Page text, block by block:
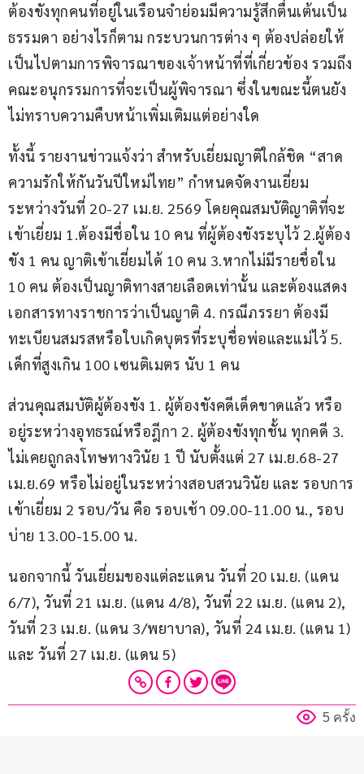
ต้องขังทุกคนที่อยู่ในเรือนจำย่อมมีความรู้สึกตื่นเต้นเป็น
ธรรมดา อย่างไรก็ตาม กระบวนการต่าง ๆ ต้องปล่อยให้
เป็นไปตามการพิจารณาของเจ้าหน้าที่ที่เกี่ยวข้อง รวมถึง
คณะอนุกรรมการที่จะเป็นผู้พิจารณา ซึ่งในขณะนี้ตนยัง
ไม่ทราบความคืบหน้าเพิ่มเติมแต่อย่างใด
ทั้งนี้ รายงานข่าวแจ้งว่า สำหรับเยี่ยมญาติใกล้ชิด “สาด
ความรักให้กันวันปีใหม่ไทย” กำหนดจัดงานเยี่ยม
ระหว่างวันที่ 20-27 เม.ย. 2569 โดยคุณสมบัติญาติที่จะ
เข้าเยี่ยม 1.ต้องมีชื่อใน 10 คน ที่ผู้ต้องขังระบุไว้ 2.ผู้ต้อง
ขัง 1 คน ญาติเข้าเยี่ยมได้ 10 คน 3.หากไม่มีรายชื่อใน
10 คน ต้องเป็นญาติทางสายเลือดเท่านั้น และต้องแสดง
เอกสารทางราชการว่าเป็นญาติ 4. กรณีภรรยา ต้องมี
ทะเบียนสมรสหรือใบเกิดบุตรที่ระบุชื่อพ่อและแม่ไว้ 5.
เด็กที่สูงเกิน 100 เซนติเมตร นับ 1 คน
ส่วนคุณสมบัติผู้ต้องขัง 1. ผู้ต้องขังคดีเด็ดขาดแล้ว หรือ
อยู่ระหว่างอุทธรณ์หรือฎีกา 2. ผู้ต้องขังทุกชั้น ทุกคดี 3.
ไม่เคยถูกลงโทษทางวินัย 1 ปี นับตั้งแต่ 27 เม.ย.68-27
เม.ย.69 หรือไม่อยู่ในระหว่างสอบสวนวินัย และ รอบการ
เข้าเยี่ยม 2 รอบ/วัน คือ รอบเช้า 09.00-11.00 น., รอบ
บ่าย 13.00-15.00 น.
นอกจากนี้ วันเยี่ยมของแต่ละแดน วันที่ 20 เม.ย. (แดน
6/7), วันที่ 21 เม.ย. (แดน 4/8), วันที่ 22 เม.ย. (แดน 2),
วันที่ 23 เม.ย. (แดน 3/พยาบาล), วันที่ 24 เม.ย. (แดน 1)
และ วันที่ 27 เม.ย. (แดน 5)
5 ครั้ง